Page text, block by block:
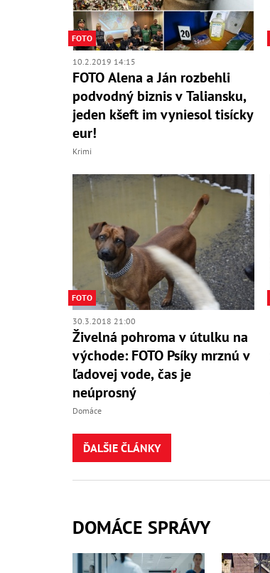
FOTO
10.2.2019 14:15
FOTO Alena a Ján rozbehli
podvodný biznis v Taliansku,
jeden kšeft im vyniesol tisícky
eur!
Krimi
FOTO
30.3.2018 21:00
Živelná pohroma v útulku na
východe: FOTO Psíky mrznú v
ľadovej vode, čas je
neúprosný
Domáce
ĎALŠIE ČLÁNKY
DOMÁCE SPRÁVY